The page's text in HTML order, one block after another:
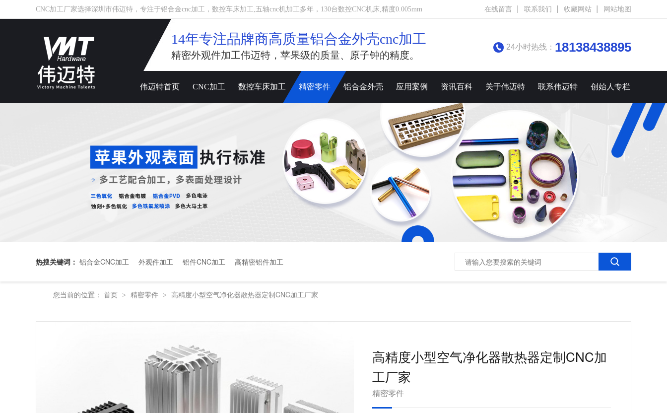
在线留言 联系我们 收藏网站 网站地图
CNC加工厂家选择深圳市伟迈特，专注于铝合金cnc加工，数控车床加工,五轴cnc机加工多年，130台数控CNC机床,精度0.005mm
14年专注品牌商高质量铝合金外壳cnc加工
精密外观件加工伟迈特，苹果级的质量、原子钟的精度。
24小时热线： 18138438895
伟迈特首页 CNC加工 数控车床加工 精密零件 铝合金外壳 应用案例 资讯百科 关于伟迈特 联系伟迈特 创始人专栏
热搜关键词： 铝合金CNC加工 外观件加工 铝件CNC加工 高精密铝件加工
您当前的位置： 首页 > 精密零件 > 高精度小型空气净化器散热器定制CNC加工厂家
高精度小型空气净化器散热器定制CNC加
工厂家
精密零件